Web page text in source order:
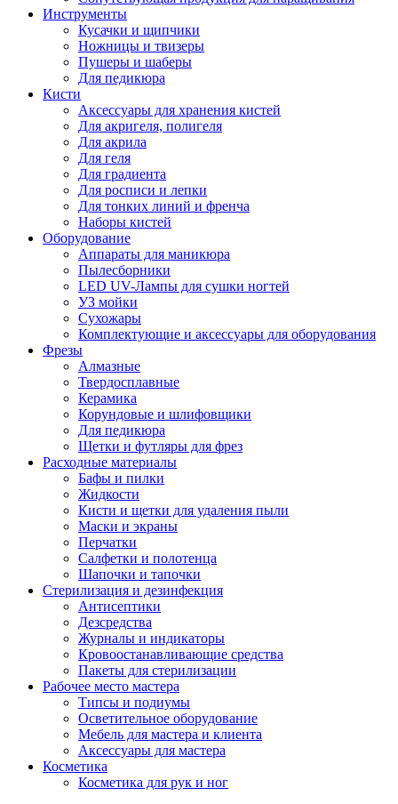
Инструменты
Кусачки и щипчики
Ножницы и твизеры
Пушеры и шаберы
Для педикюра
Кисти
Аксессуары для хранения кистей
Для акригеля, полигеля
Для акрила
Для геля
Для градиента
Для росписи и лепки
Для тонких линий и френча
Наборы кистей
Оборудование
Аппараты для маникюра
Пылесборники
LED UV-Лампы для сушки ногтей
УЗ мойки
Сухожары
Комплектующие и аксессуары для оборудования
Фрезы
Алмазные
Твердосплавные
Керамика
Корундовые и шлифовщики
Для педикюра
Щетки и футляры для фрез
Расходные материалы
Бафы и пилки
Жидкости
Кисти и щетки для удаления пыли
Маски и экраны
Перчатки
Салфетки и полотенца
Шапочки и тапочки
Стерилизация и дезинфекция
Антисептики
Дезсредства
Журналы и индикаторы
Кровоостанавливающие средства
Пакеты для стерилизации
Рабочее место мастера
Типсы и подиумы
Осветительное оборудование
Мебель для мастера и клиента
Аксессуары для мастера
Косметика
Косметика для рук и ног